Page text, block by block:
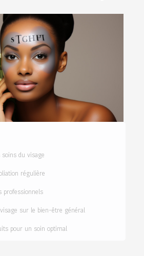
du visage
régulière
professionnels
sur le bien-être général
pour un soin optimal